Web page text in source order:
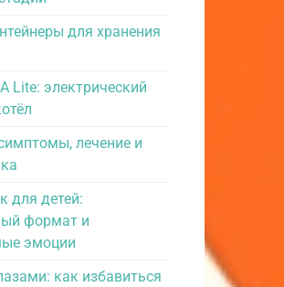
для хранения
Lite: электрический
лечение и
для детей:
формат и
эмоции
как избавиться